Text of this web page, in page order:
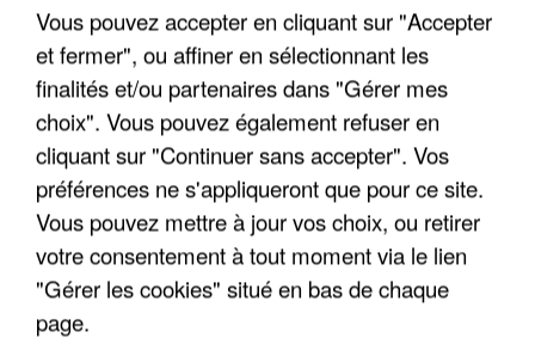
UNE TOURISTE DE L’OISE EMPORTÉE PAR UNE
COULÉE DE BOUE EN HAUTE-SAVOIE
Vous pouvez accepter en cliquant sur "Accepter
et fermer", ou affiner en sélectionnant les
finalités et/ou partenaires dans "Gérer mes
choix". Vous pouvez également refuser en
cliquant sur "Continuer sans accepter". Vos
préférences ne s'appliqueront que pour ce site.
Vous pouvez mettre à jour vos choix, ou retirer
votre consentement à tout moment via le lien
"Gérer les cookies" situé en bas de chaque
page.